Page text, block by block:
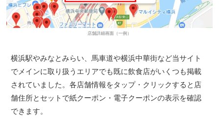
店舗詳細画面（一例）
横浜駅やみなとみらい、馬車道や横浜中華街など当サイト
でメインに取り扱うエリアでも既に飲食店がいくつも掲載
されていました。各店舗情報をタップ・クリックすると店
舗住所とセットで紙クーポン・電子クーポンの表示を確認
できます。